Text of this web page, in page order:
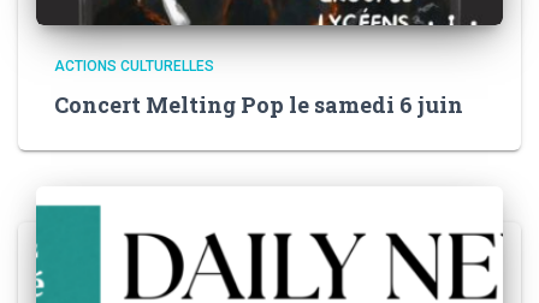
ACTIONS CULTURELLES
Concert Melting Pop le samedi 6 juin